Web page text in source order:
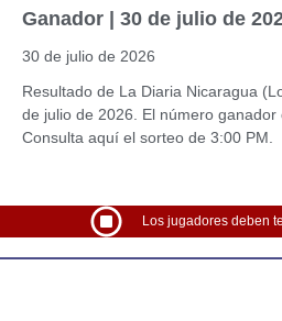
Ganador | 30 de julio de
30 de julio de 2026
Resultado de La Diaria Nicaragua
de julio de 2026. El número ganador
Consulta aquí el sorteo de 3:00 PM.
Los jugadores deben